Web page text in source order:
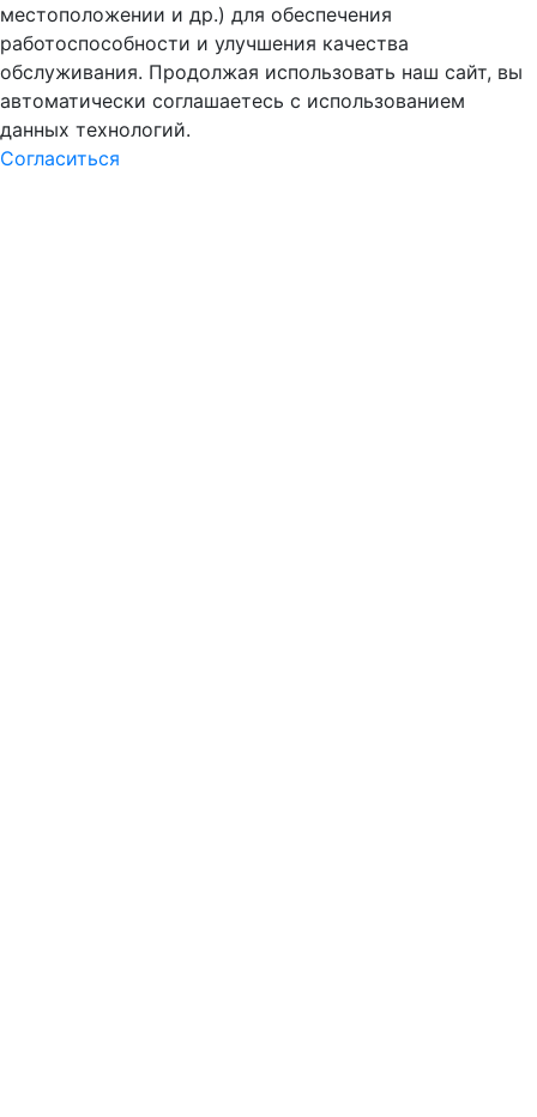
местоположении и др.) для обеспечения
работоспособности и улучшения качества
обслуживания. Продолжая использовать наш сайт, вы
автоматически соглашаетесь с использованием
данных технологий.
Согласиться